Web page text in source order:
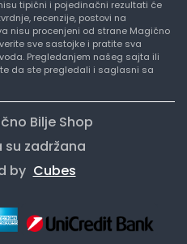
tipični i pojedinačni rezultati će
recenzije, postovi na
nisu procenjeni od strane Magično
sve sastojke i pratite sva
Pregledanjem našeg sajta ili
da ste pregledali i saglasni sa
Bilje Shop
su zadržana
by Cubes